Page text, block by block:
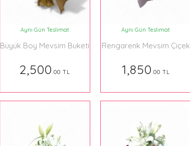
Aynı Gün Teslimat
Büyük Boy Mevsim Buketi
2,500.00 TL
Aynı Gün Teslimat
Rengarenk Mevsim Çiçek
1,850.00 TL